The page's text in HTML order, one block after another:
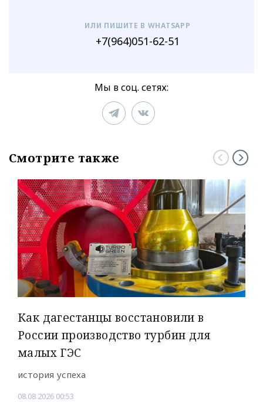
ИЛИ ПИШИТЕ В WHATSAPP
+7(964)051-62-51
Мы в соц. сетях:
Смотрите также
Как дагестанцы восстановили в
России производство турбин для
малых ГЭС
история успеха
08.08.2026 00:53